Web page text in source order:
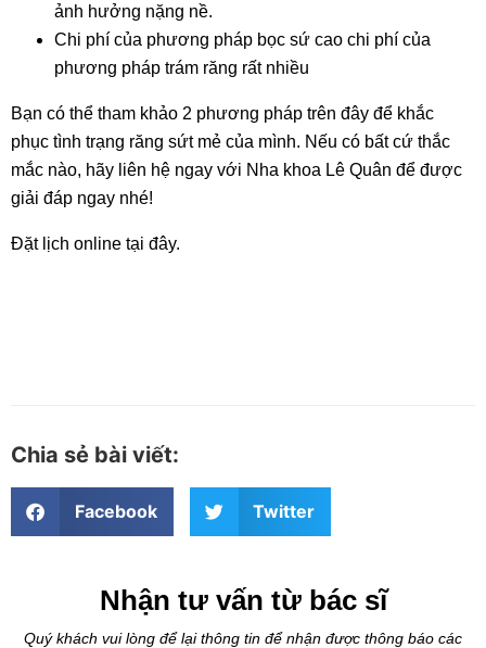
ảnh hưởng nặng nề.
Chi phí của phương pháp bọc sứ cao chi phí của
phương pháp trám răng rất nhiều
Bạn có thể tham khảo 2 phương pháp trên đây để khắc
phục tình trạng răng sứt mẻ của mình. Nếu có bất cứ thắc
mắc nào, hãy liên hệ ngay với Nha khoa Lê Quân để được
giải đáp ngay nhé!
Đặt lịch online tại đây.
Chia sẻ bài viết:
Facebook Twitter
Nhận tư vấn từ bác sĩ
Quý khách vui lòng để lại thông tin để nhận được thông báo các